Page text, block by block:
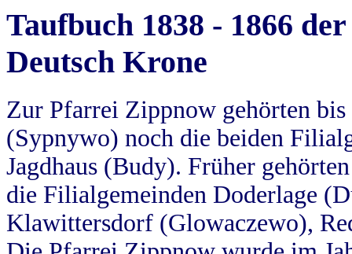
Taufbuch 1838 - 1866
Deutsch Krone
Zur Pfarrei Zippnow gehörten
(Sypnywo) noch die beiden
Jagdhaus (Budy). Früher
die Filialgemeinden Doderlage
Klawittersdorf (Glowaczewo),